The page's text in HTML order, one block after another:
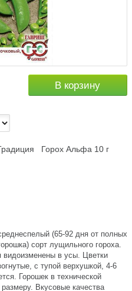
В корзину
Горох Альфа 10 г
(65-92 дня от полных
сорт лущильного гороха.
видоизменены в усы. Цветки
с тупой верхушкой, 4-6
Горошек в технической
Вкусовые качества